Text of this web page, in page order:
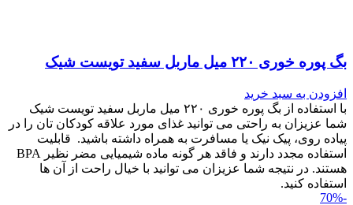
بگ پوره خوری ۲۲۰ میل ماربل سفید تویست شیک
افزودن به سبد خرید
با استفاده از بگ پوره خوری ۲۲۰ میل ماربل سفید تویست شیک
شما عزیزان به راحتی می توانید غذای مورد علاقه کودکان تان را در
پیاده روی، پیک نیک یا مسافرت به همراه داشته باشید. قابلیت
استفاده مجدد دارند و فاقد هر گونه ماده شیمیایی مضر نظیر BPA
هستند. در نتیجه شما عزیزان می توانید با خیال راحت از آن ها
استفاده کنید.
-70%